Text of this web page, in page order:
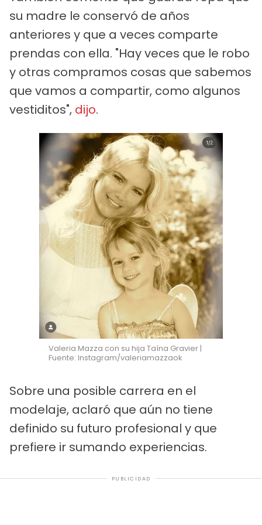
su madre le conservó de años
anteriores y que a veces comparte
prendas con ella. "Hay veces que le robo
y otras compramos cosas que sabemos
que vamos a compartir, como algunos
vestiditos", dijo.
Valeria Mazza con su hija Taína Gravier |
Fuente: Instagram/valeriamazzaok
Sobre una posible carrera en el
modelaje, aclaró que aún no tiene
definido su futuro profesional y que
prefiere ir sumando experiencias.
PUBLICIDAD